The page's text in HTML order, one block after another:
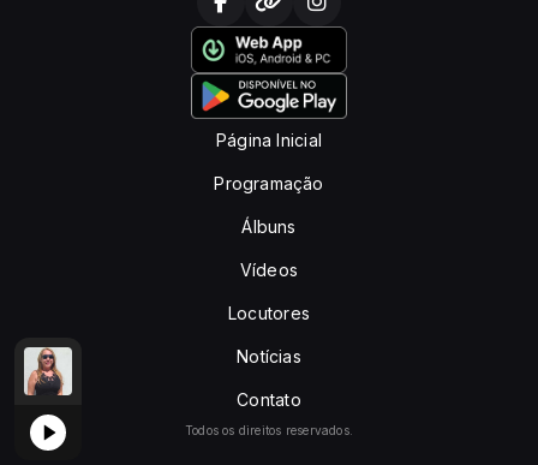
Página Inicial
Programação
Álbuns
Vídeos
Locutores
Notícias
Contato
Todos os direitos reservados.